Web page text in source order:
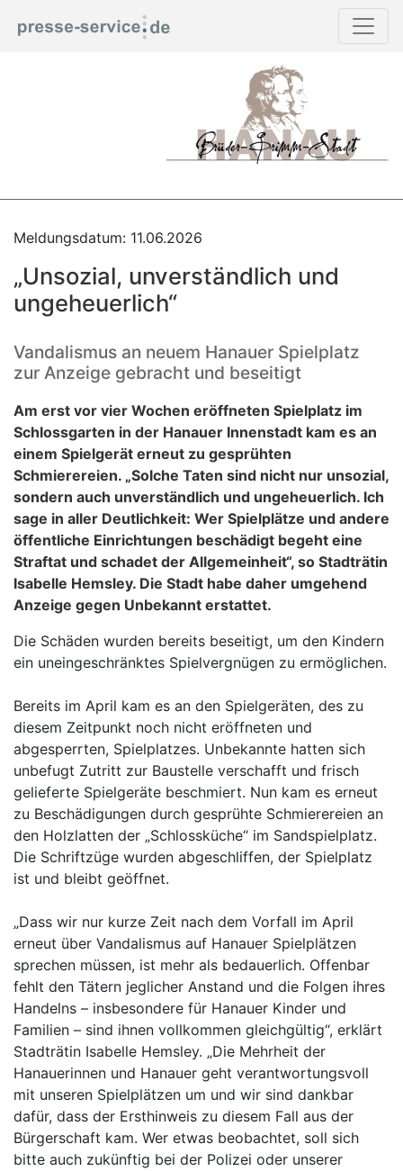
Meldungsdatum: 11.06.2026
„Unsozial, unverständlich und
ungeheuerlich“
Vandalismus an neuem Hanauer Spielplatz
zur Anzeige gebracht und beseitigt
Am erst vor vier Wochen eröffneten Spielplatz im
Schlossgarten in der Hanauer Innenstadt kam es an
einem Spielgerät erneut zu gesprühten
Schmierereien. „Solche Taten sind nicht nur unsozial,
sondern auch unverständlich und ungeheuerlich. Ich
sage in aller Deutlichkeit: Wer Spielplätze und andere
öffentliche Einrichtungen beschädigt begeht eine
Straftat und schadet der Allgemeinheit“, so Stadträtin
Isabelle Hemsley. Die Stadt habe daher umgehend
Anzeige gegen Unbekannt erstattet.
Die Schäden wurden bereits beseitigt, um den Kindern
ein uneingeschränktes Spielvergnügen zu ermöglichen.
Bereits im April kam es an den Spielgeräten, des zu
diesem Zeitpunkt noch nicht eröffneten und
abgesperrten, Spielplatzes. Unbekannte hatten sich
unbefugt Zutritt zur Baustelle verschafft und frisch
gelieferte Spielgeräte beschmiert. Nun kam es erneut
zu Beschädigungen durch gesprühte Schmierereien an
den Holzlatten der „Schlossküche“ im Sandspielplatz.
Die Schriftzüge wurden abgeschliffen, der Spielplatz
ist und bleibt geöffnet.
„Dass wir nur kurze Zeit nach dem Vorfall im April
erneut über Vandalismus auf Hanauer Spielplätzen
sprechen müssen, ist mehr als bedauerlich. Offenbar
fehlt den Tätern jeglicher Anstand und die Folgen ihres
Handelns – insbesondere für Hanauer Kinder und
Familien – sind ihnen vollkommen gleichgültig“, erklärt
Stadträtin Isabelle Hemsley. „Die Mehrheit der
Hanauerinnen und Hanauer geht verantwortungsvoll
mit unseren Spielplätzen um und wir sind dankbar
dafür, dass der Ersthinweis zu diesem Fall aus der
Bürgerschaft kam. Wer etwas beobachtet, soll sich
bitte auch zukünftig bei der Polizei oder unserer